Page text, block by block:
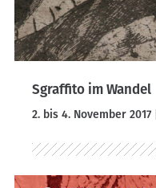
Sgraffito im Wandel
2. bis 4. November 2017 |